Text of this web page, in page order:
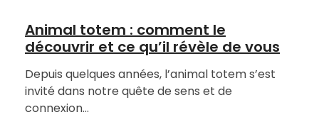
Animal totem : comment le
découvrir et ce qu’il révèle de vous
Depuis quelques années, l’animal totem s’est
invité dans notre quête de sens et de
connexion…